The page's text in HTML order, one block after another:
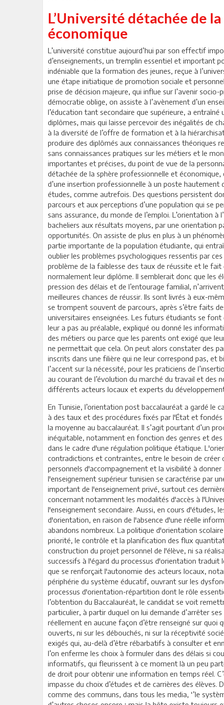
L’Université détachée de
économique
L’université constitue aujourd’hui par son effectif
d’enseignements, un tremplin essentiel et important
indéniable que la formation des jeunes, reçue à
une étape initiatique de promotion sociale et
prise de décision majeure, qui influe sur l’avenir
démocratie oblige, on assiste à l’avènement d’un
l’éducation tant secondaire que supérieure, a
diplômes, mais qui laisse percevoir des inégalités de
à la diversité de l’offre de formation et à la
produire des diplômés aux connaissances théoriques
sans connaissances pratiques sur les métiers et le
importantes et précises, du point de vue de la
détachée de la sphère professionnelle et économique,
d’une insertion professionnelle à un poste
études, comme autrefois. Des questions persistent
parcours et aux perceptions d’une population qui se
sans assurance, du monde de l’emploi. L’orientation
bacheliers aux résultats moyens, par une orientation
opportunités. On assiste de plus en plus à un
partie importante de la population étudiante, qui
oublier les problèmes psychologiques ressentis par
problème de la faiblesse des taux de réussite et le
normalement leur diplôme. Il semblerait donc que les
pression des délais et de l’entourage familial,
meilleures chances de réussir. Ils sont livrés à eux-
se trompent souvent de parcours, après s’être faits
universitaires enseignées. Les futurs étudiants se
leur a pas au préalable, expliqué ou donné les
des métiers ou parce que les parents ont exigé que
ne permettait que cela. On peut alors constater des
inscrits dans une filière qui ne leur correspond pas,
l’accent sur la nécessité, pour les praticiens de
au courant de l’évolution du marché du travail et des
différents acteurs locaux et experts du
En Tunisie, l’orientation post baccalauréat a gardé le
à des taux et des procédures fixés par l'État et
la moyenne au baccalauréat. Il s’agit pourtant d’un
inéquitable, notamment en fonction des genres et
dans le cadre d'une régulation politique étatique.
contradictions et contraintes, entre le besoin de
personnels d'accompagnement et la visibilité à
l'enseignement supérieur tunisien se caractérise par
important de l'enseignement privé, surtout ces
concernant notamment les modalités d'accès à
l'enseignement secondaire. Aussi, en cours
d'orientation, en raison de l'absence d'une réelle
abandons nombreux. La politique d'orientation
priorité, le contrôle et la planification des flux
construction du projet personnel de l'élève, ni sa
successifs à l'égard du processus d'orientation
que se renforçait l'autonomie des acteurs locaux,
périphérie du système éducatif, ouvrant sur les
processus d'orientation-répartition dont le rôle
l’obtention du Baccalauréat, le candidat se voit
particulier, à partir duquel on lui demande d’arrêter
réellement en aucune façon d’être renseigné sur
ouverts, ni sur les débouchés, ni sur la réceptivité
exigés qui, au-delà d’être rébarbatifs à consulter et
l’on enferme les choix à formuler dans des délais si
informatifs, qui fleurissent à ce moment là un peu
de droit pour obtenir une information en temps réel.
impasse du choix d’études et de carrières des
comme des communs, dans tous les media, ‘’le